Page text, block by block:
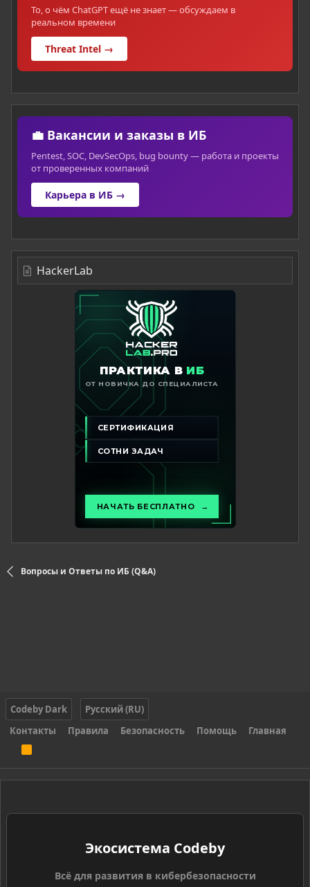
То, о чём ChatGPT ещё не знает — обсуждаем в
реальном времени
Threat Intel →
💼 Вакансии и заказы в ИБ
Pentest, SOC, DevSecOps, bug bounty — работа и проекты
от проверенных компаний
Карьера в ИБ →
HackerLab
Вопросы и Ответы по ИБ (Q&A)
Codeby Dark
Русский (RU)
Контакты
Правила Безопасность Помощь Главная
S
Экосистема Codeby
Всё для развития в кибербезопасности